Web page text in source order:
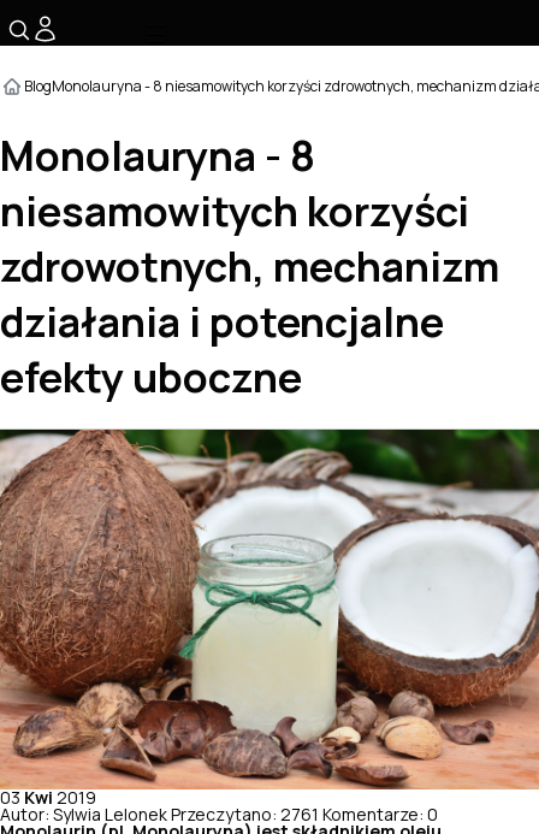
BlogMonolauryna - 8 niesamowitych korzyści zdrowotnych, mechanizm
Monolauryna - 8
niesamowitych korzyści
zdrowotnych, mechanizm
działania i potencjalne
efekty uboczne
03 Kwi 2019
Autor: Sylwia Lelonek Przeczytano: 2761 Komentarze: 0